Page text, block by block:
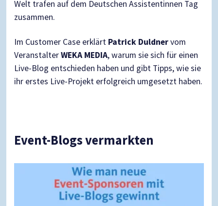
Welt trafen auf dem Deutschen Assistentinnen Tag
zusammen.
Im Customer Case erklärt Patrick Duldnervom
VeranstalterWEKA MEDIA, warum sie sich für einen
Live-Blog entschieden haben und gibt Tipps, wie sie
ihr erstes Live-Projekt erfolgreich umgesetzt haben.
Event-Blogs vermarkten